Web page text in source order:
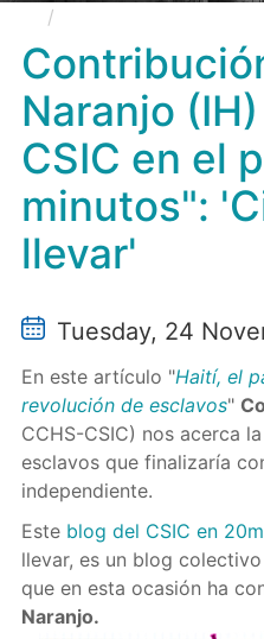
CSIC en el periódico "20
Naranjo
CSIC en el
minutos":
llevar'
Tuesday, 24
En este artículo "Haití, el
revolución de esclavos"
CCHS-CSIC) nos acerca
esclavos que finalizaría
independiente.
Este blog del CSIC en
llevar, es un blog
que en esta ocasión ha
Naranjo.